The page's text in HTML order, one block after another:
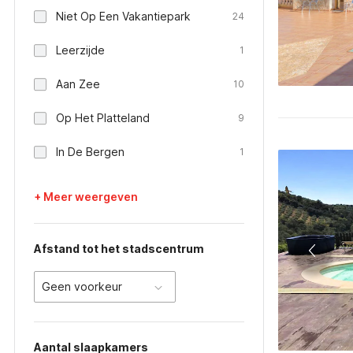
Niet Op Een Vakantiepark 24
Leerzijde 1
Aan Zee 10
Op Het Platteland 9
In De Bergen 1
+ Meer weergeven
Afstand tot het stadscentrum
Geen voorkeur
Aantal slaapkamers